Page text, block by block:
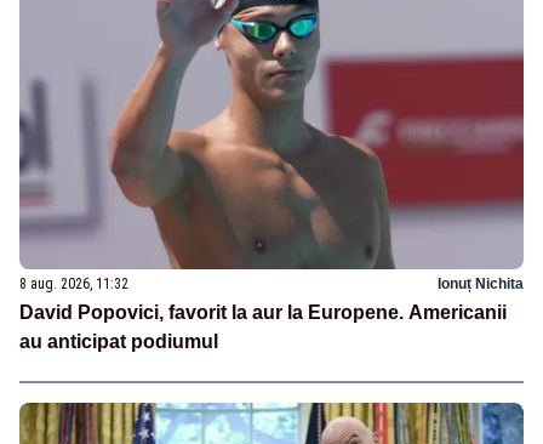
8 aug. 2026, 11:32 Ionuț Nichita
David Popovici, favorit la aur la Europene. Americanii
au anticipat podiumul